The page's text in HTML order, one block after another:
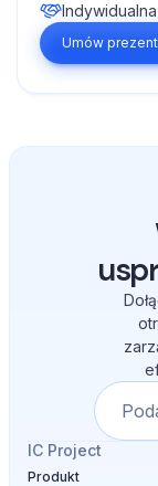
Umów
IC Project
Produkt